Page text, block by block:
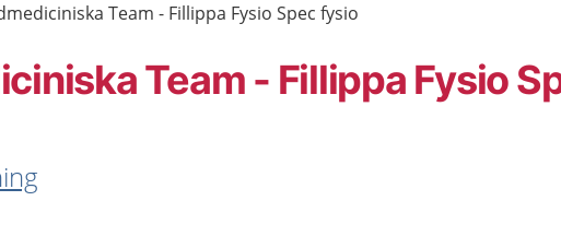
Team - Fillippa Fysio Spec fysio
Team - Fillippa Fysio